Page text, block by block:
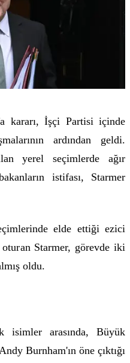
kararı, İşçi Partisi içinde
ardından geldi.
yerel seçimlerde ağır
istifası, Starmer
elde ettiği ezici
Starmer, görevde iki
oldu.
isimler arasında, Büyük
Burnham'ın öne çıktığı